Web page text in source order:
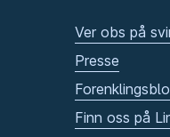
Ver obs på
Presse
Finn oss på